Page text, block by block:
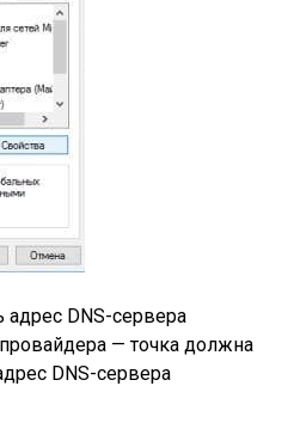
адрес DNS-сервера
— точка должна
DNS-сервера